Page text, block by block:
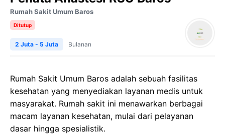
Rumah Sakit Umum Baros
Ditutup
2 Juta - 5 Juta Bulanan
Rumah Sakit Umum Baros adalah sebuah fasilitas
kesehatan yang menyediakan layanan medis untuk
masyarakat. Rumah sakit ini menawarkan berbagai
macam layanan kesehatan, mulai dari pelayanan
dasar hingga spesialistik.